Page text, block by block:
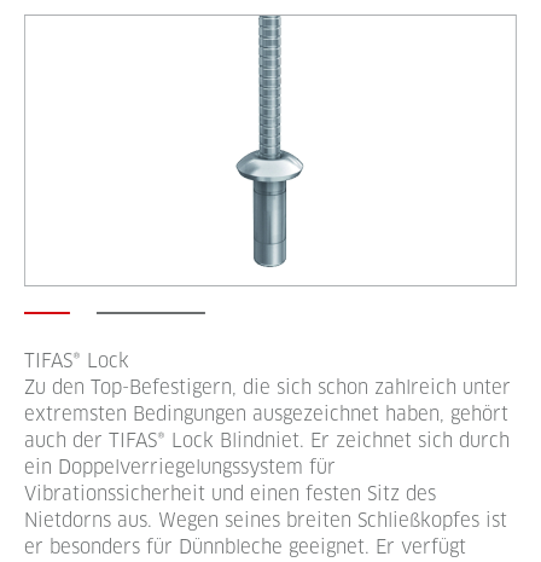
TIFAS® Lock
Zu den Top-Befestigern, die sich schon zahlreich unter
extremsten Bedingungen ausgezeichnet haben, gehört
auch der TIFAS® Lock Blindniet. Er zeichnet sich durch
ein Doppelverriegelungssystem für
Vibrationssicherheit und einen festen Sitz des
Nietdorns aus. Wegen seines breiten Schließkopfes ist
er besonders für Dünnbleche geeignet. Er verfügt